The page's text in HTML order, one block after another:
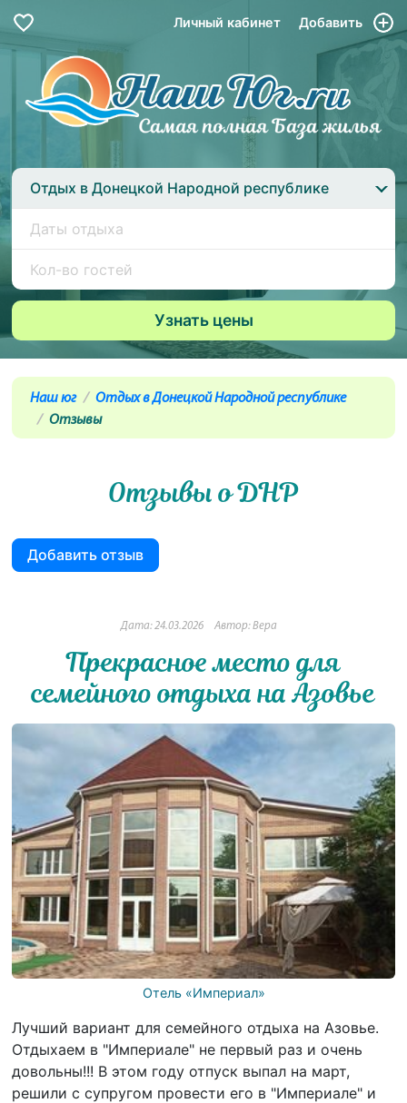
Личный кабинет Добавить
Отдых в Донецкой Народной республике
Наш юг
Отдых в Донецкой Народной республике
Отзывы
Отзывы о ДНР
Добавить отзыв
Дата: 24.03.2026 Автор: Вера
Прекрасное место для
семейного отдыха на Азовье
Отель «Империал»
Лучший вариант для семейного отдыха на Азовье.
Отдыхаем в "Империале" не первый раз и очень
довольны!!! В этом году отпуск выпал на март,
решили с супругом провести его в "Империале" и